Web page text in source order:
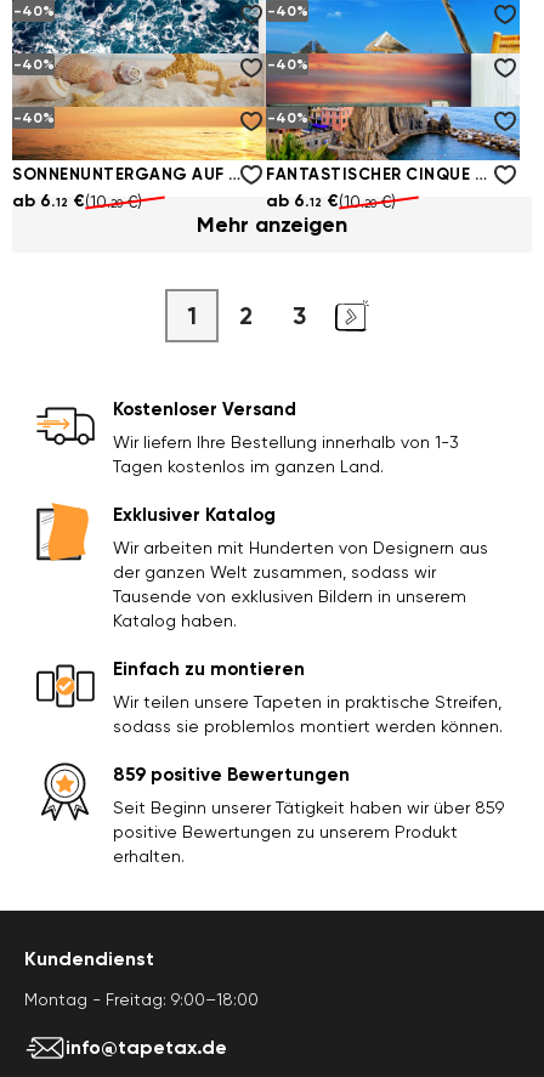
MUSCHELN AN DER KÜSTE DES OZEANS
ab6.12€(10.20€) ab 6.12€ (10.20€)
-40%
AUSGELASSENE BLAUE WELLEN
ab6.12€(10.20€)
-40%
ab6. €(10. €)
-40%
MUSCHELN UND SEESTERN IM SAND
ab6.12€(10.20€)
-40%
RUHIGES MEER BEI SONNENUNTERGANG
ab6.12€(10.20€)
-40%
SONNENUNTERGANG AUF EINER TROPISCHEN INSEL
ab 6.12 €(10.20€)
-40%
FANTASTISCHER CINQUE TERRE
ab 6.12 €(10.20€)
Mehr anzeigen
1 2 3
Kostenloser Versand
Wir liefern Ihre Bestellung innerhalb von 1-3
Tagen kostenlos im ganzen Land.
Exklusiver Katalog
Wir arbeiten mit Hunderten von Designern aus
der ganzen Welt zusammen, sodass wir
Tausende von exklusiven Bildern in unserem
Katalog haben.
Einfach zu montieren
Wir teilen unsere Tapeten in praktische Streifen,
sodass sie problemlos montiert werden können.
859 positive Bewertungen
Seit Beginn unserer Tätigkeit haben wir über 859
positive Bewertungen zu unserem Produkt
erhalten.
Kundendienst
Montag - Freitag: 9:00–18:00
info@tapetax.de